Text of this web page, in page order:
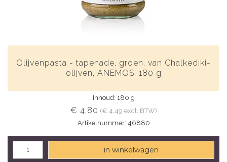
Olijvenpasta - tapenade, groen, van Chalkediki-
olijven, ANEMOS, 180 g
Inhoud: 180 g
€ 4,80 (€ 4,49 excl. BTW)
Artikelnummer: 46880
in winkelwagen